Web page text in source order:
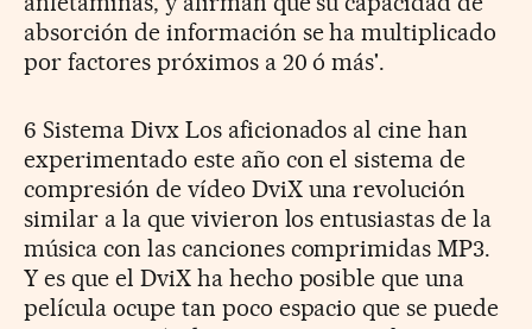
absorción de información se ha multiplicado
por factores próximos a 20 ó más'.
6 Sistema Divx Los aficionados al cine han
experimentado este año con el sistema de
compresión de vídeo DviX una revolución
similar a la que vivieron los entusiastas de la
música con las canciones comprimidas MP3.
Y es que el DviX ha hecho posible que una
película ocupe tan poco espacio que se puede